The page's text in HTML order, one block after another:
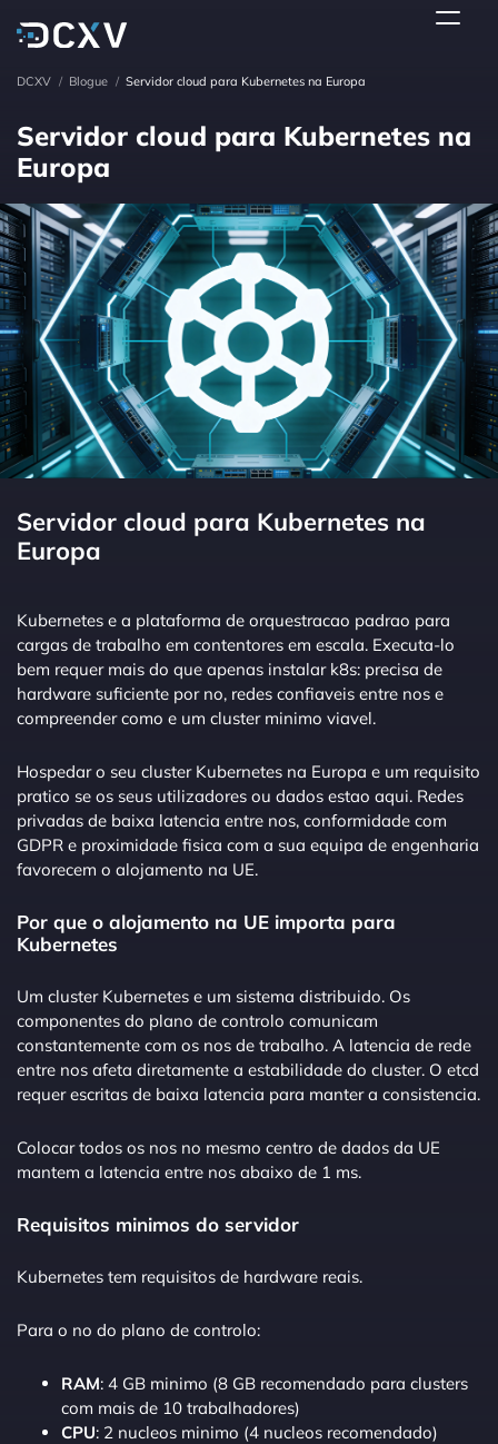
DCXV / Blogue / Servidor cloud para Kubernetes na Europa
Servidor cloud para Kubernetes na
Europa
Servidor cloud para Kubernetes na
Europa
Kubernetes e a plataforma de orquestracao padrao para
cargas de trabalho em contentores em escala. Executa-lo
bem requer mais do que apenas instalar k8s: precisa de
hardware suficiente por no, redes confiaveis entre nos e
compreender como e um cluster minimo viavel.
Hospedar o seu cluster Kubernetes na Europa e um requisito
pratico se os seus utilizadores ou dados estao aqui. Redes
privadas de baixa latencia entre nos, conformidade com
GDPR e proximidade fisica com a sua equipa de engenharia
favorecem o alojamento na UE.
Por que o alojamento na UE importa para
Kubernetes
Um cluster Kubernetes e um sistema distribuido. Os
componentes do plano de controlo comunicam
constantemente com os nos de trabalho. A latencia de rede
entre nos afeta diretamente a estabilidade do cluster. O etcd
requer escritas de baixa latencia para manter a consistencia.
Colocar todos os nos no mesmo centro de dados da UE
mantem a latencia entre nos abaixo de 1 ms.
Requisitos minimos do servidor
Kubernetes tem requisitos de hardware reais.
Para o no do plano de controlo:
RAM: 4 GB minimo (8 GB recomendado para clusters
com mais de 10 trabalhadores)
CPU: 2 nucleos minimo (4 nucleos recomendado)